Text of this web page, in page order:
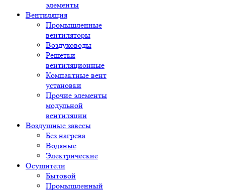
элементы
Вентиляция
Промышленные
вентиляторы
Воздуховоды
Решетки
вентиляционные
Компактные вент
установки
Прочие элементы
модульной
вентиляции
Воздушные завесы
Без нагрева
Водяные
Электрические
Осушители
Бытовой
Промышленный